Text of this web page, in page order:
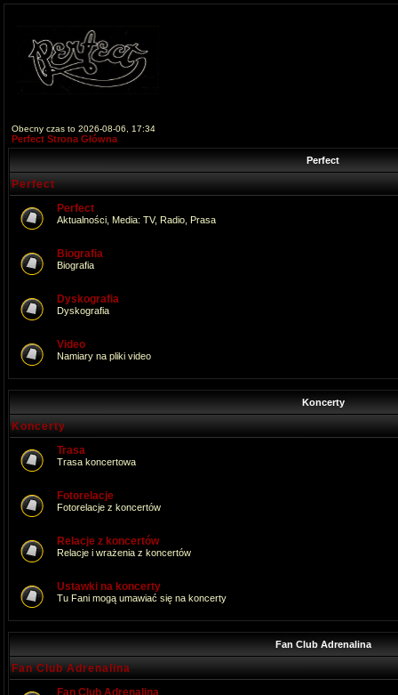
Obecny czas to 2026-08-06, 17:34
Perfect Strona Główna
Perfect
Perfect
Perfect
Aktualności, Media: TV, Radio, Prasa
Biografia
Biografia
Dyskografia
Dyskografia
Video
Namiary na pliki video
Koncerty
Koncerty
Trasa
Trasa koncertowa
Fotorelacje
Fotorelacje z koncertów
Relacje z koncertów
Relacje i wrażenia z koncertów
Ustawki na koncerty
Tu Fani mogą umawiać się na koncerty
Fan Club Adrenalina
Fan Club Adrenalina
Fan Club Adrenalina